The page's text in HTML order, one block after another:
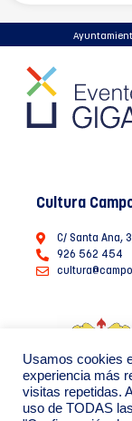
Cultura
C/ Santa Ana,
926 562 454
Usamos cookies
experiencia más
visitas repetidas.
uso de TODAS